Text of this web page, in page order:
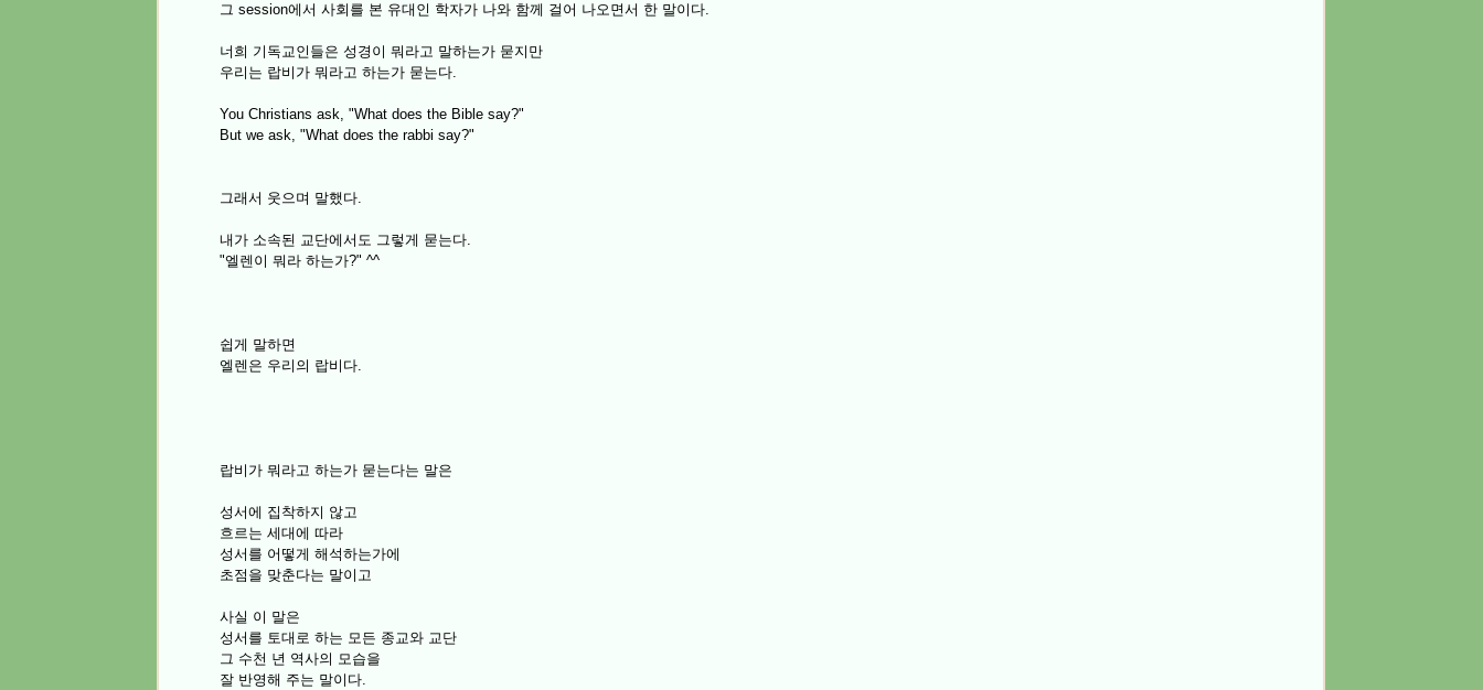
그 session에서 사회를 본 유대인 학자가 나와 함께 걸어 나오면서 한 말이다.
너희 기독교인들은 성경이 뭐라고 말하는가 묻지만
우리는 랍비가 뭐라고 하는가 묻는다.
You Christians ask, "What does the Bible say?"
But we ask, "What does the rabbi say?"
그래서 웃으며 말했다.
내가 소속된 교단에서도 그렇게 묻는다.
"엘렌이 뭐라 하는가?" ^^
쉽게 말하면
엘렌은 우리의 랍비다.
랍비가 뭐라고 하는가 묻는다는 말은
성서에 집착하지 않고
흐르는 세대에 따라
성서를 어떻게 해석하는가에
초점을 맞춘다는 말이고
사실 이 말은
성서를 토대로 하는 모든 종교와 교단
그 수천 년 역사의 모습을
잘 반영해 주는 말이다.